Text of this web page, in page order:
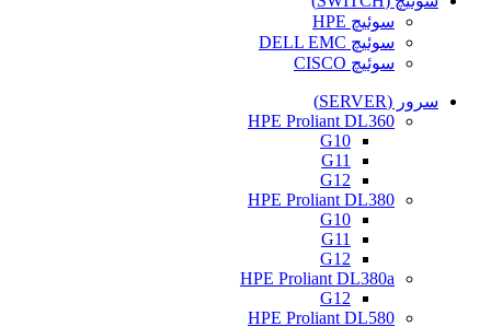
سوئیچ HPE
سوئیچ DELL EMC
سوئیچ CISCO
سرور (SERVER)
HPE Proliant DL360
G10
G11
G12
HPE Proliant DL380
G10
G11
G12
HPE Proliant DL380a
G12
HPE Proliant DL580